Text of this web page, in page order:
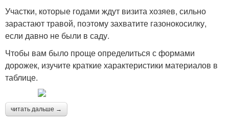
Участки, которые годами ждут визита хозяев, сильно
зарастают травой, поэтому захватите газонокосилку,
если давно не были в саду.
Чтобы вам было проще определиться с формами
дорожек, изучите краткие характеристики материалов в
таблице.
читать дальше →